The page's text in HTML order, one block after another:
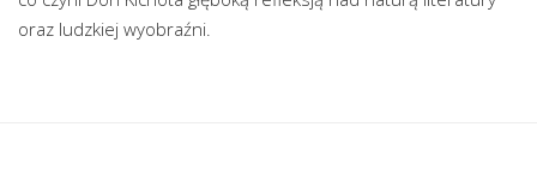
oraz ludzkiej wyobraźni.